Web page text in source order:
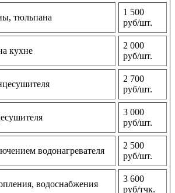
тюльпана
1 500
руб/шт.
кухне
2 000
руб/шт.
2 700
руб/шт.
3 000
руб/шт.
водонагревателя
2 500
руб/шт.
водоснабжения
3 600
руб/тчк.